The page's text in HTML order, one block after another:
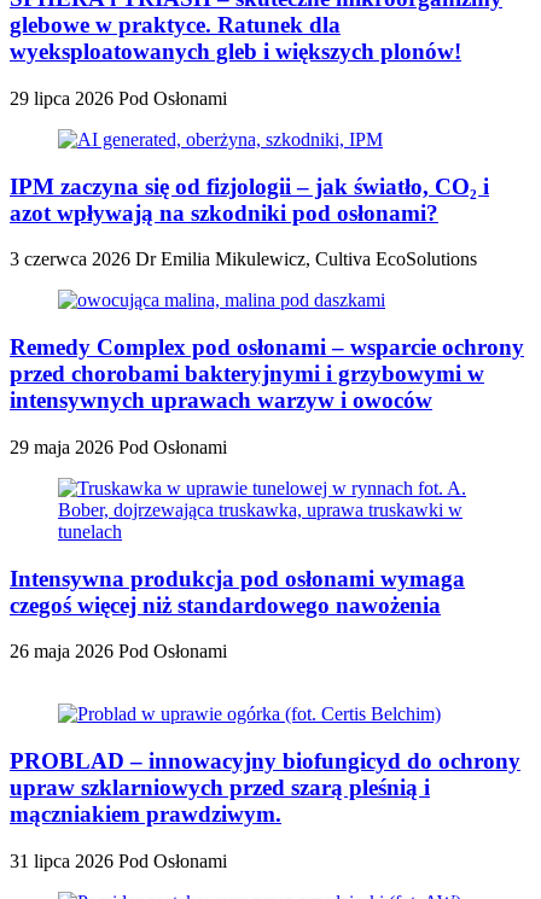
glebowe w praktyce. Ratunek dla
wyeksploatowanych gleb i większych plonów!
29 lipca 2026 Pod Osłonami
IPM zaczyna się od fizjologii – jak światło, CO₂ i
azot wpływają na szkodniki pod osłonami?
3 czerwca 2026 Dr Emilia Mikulewicz, Cultiva EcoSolutions
Remedy Complex pod osłonami – wsparcie ochrony
przed chorobami bakteryjnymi i grzybowymi w
intensywnych uprawach warzyw i owoców
29 maja 2026 Pod Osłonami
Intensywna produkcja pod osłonami wymaga
czegoś więcej niż standardowego nawożenia
26 maja 2026 Pod Osłonami
PROBLAD – innowacyjny biofungicyd do ochrony
upraw szklarniowych przed szarą pleśnią i
mączniakiem prawdziwym.
31 lipca 2026 Pod Osłonami